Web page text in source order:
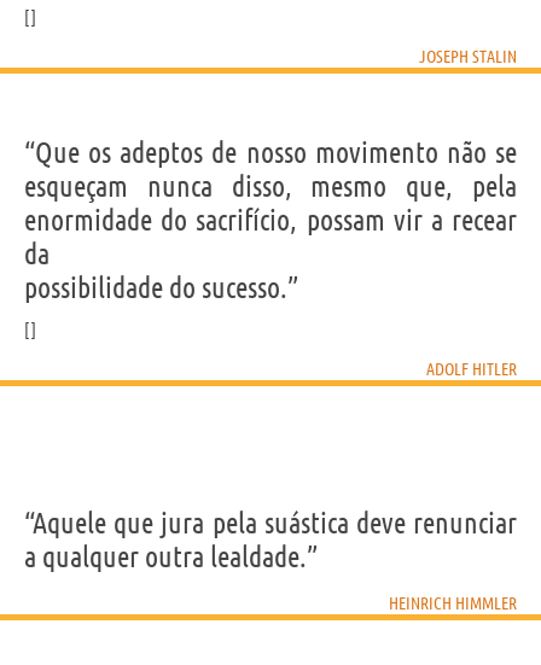
JOSEPH STALIN
“Que os adeptos de nosso movimento não se
esqueçam nunca disso, mesmo que, pela
enormidade do sacrifício, possam vir a recear
da
possibilidade do sucesso.”
ADOLF HITLER
“Aquele que jura pela suástica deve renunciar
a qualquer outra lealdade.”
HEINRICH HIMMLER